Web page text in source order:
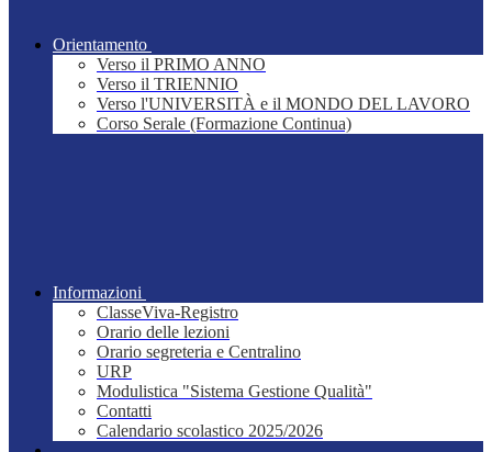
Orientamento
Verso il PRIMO ANNO
Verso il TRIENNIO
Verso l'UNIVERSITÀ e il MONDO DEL LAVORO
Corso Serale (Formazione Continua)
Informazioni
ClasseViva-Registro
Orario delle lezioni
Orario segreteria e Centralino
URP
Modulistica "Sistema Gestione Qualità"
Contatti
Calendario scolastico 2025/2026